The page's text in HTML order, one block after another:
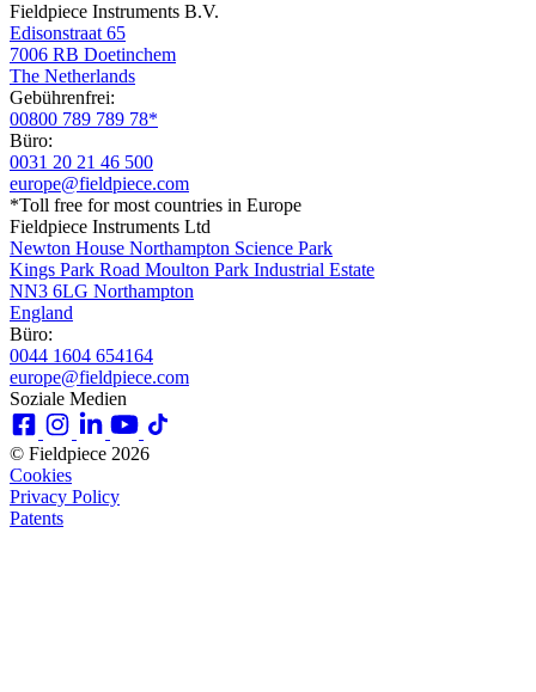
Fieldpiece Instruments B.V.
Edisonstraat 65
7006 RB Doetinchem
The Netherlands
Gebührenfrei:
00800 789 789 78*
Büro:
0031 20 21 46 500
europe@fieldpiece.com
*Toll free for most countries in Europe
Fieldpiece Instruments Ltd
Newton House Northampton Science Park
Kings Park Road Moulton Park Industrial Estate
NN3 6LG Northampton
England
Büro:
0044 1604 654164
europe@fieldpiece.com
Soziale Medien
© Fieldpiece 2026
Cookies
Privacy Policy
Patents